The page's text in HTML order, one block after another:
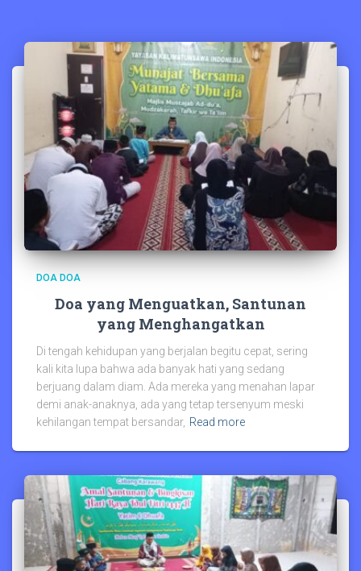
DOA DOA
Doa yang Menguatkan, Santunan
yang Menghangatkan
Di tengah kehidupan yang berjalan begitu cepat, sering
kali kita lupa bahwa ada banyak hati yang sedang
berjuang dalam diam. Ada mereka yang menahan lapar
demi anak-anaknya, ada yang tetap tersenyum meski
kehilangan tempat bersandar, Read more